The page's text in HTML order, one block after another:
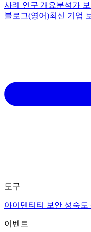
사례 연구 개요분석가
블로그(영어)최신 기업
도구
아이덴티티 보안 성숙도
이벤트